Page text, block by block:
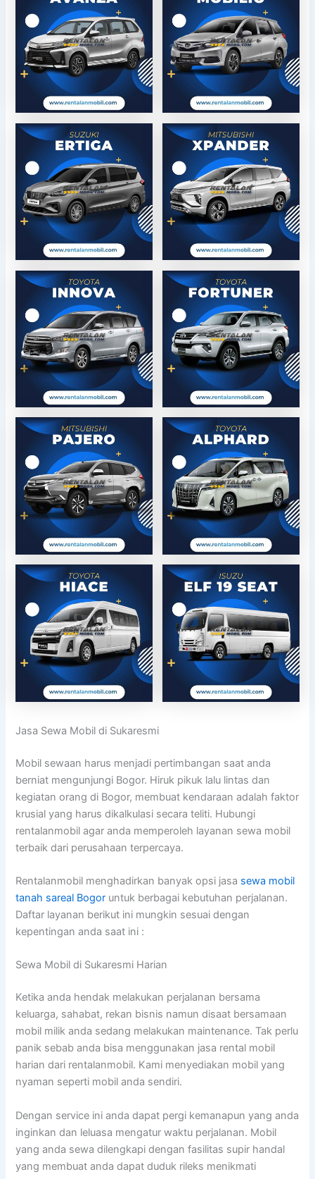
Jasa Sewa Mobil di Sukaresmi
Mobil sewaan harus menjadi pertimbangan saat anda
berniat mengunjungi Bogor. Hiruk pikuk lalu lintas dan
kegiatan orang di Bogor, membuat kendaraan adalah faktor
krusial yang harus dikalkulasi secara teliti. Hubungi
rentalanmobil agar anda memperoleh layanan sewa mobil
terbaik dari perusahaan terpercaya.
Rentalanmobil menghadirkan banyak opsi jasa sewa mobil
tanah sareal Bogor untuk berbagai kebutuhan perjalanan.
Daftar layanan berikut ini mungkin sesuai dengan
kepentingan anda saat ini :
Sewa Mobil di Sukaresmi Harian
Ketika anda hendak melakukan perjalanan bersama
keluarga, sahabat, rekan bisnis namun disaat bersamaan
mobil milik anda sedang melakukan maintenance. Tak perlu
panik sebab anda bisa menggunakan jasa rental mobil
harian dari rentalanmobil. Kami menyediakan mobil yang
nyaman seperti mobil anda sendiri.
Dengan service ini anda dapat pergi kemanapun yang anda
inginkan dan leluasa mengatur waktu perjalanan. Mobil
yang anda sewa dilengkapi dengan fasilitas supir handal
yang membuat anda dapat duduk rileks menikmati